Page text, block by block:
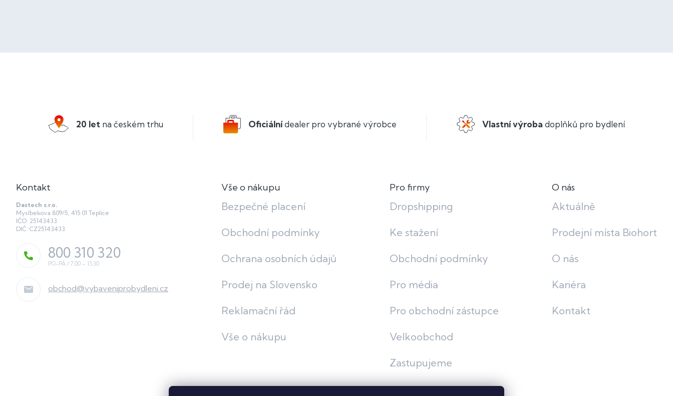
20 let na českém trhu Oficiálnídealer pro vybrané výrobce Vlastní výroba doplňků pro bydlení
Kontakt
Dastech s.r.o.
Myslbekova 809/5, 415 01 Teplice
IČO: 25143433
DIČ: CZ25143433
obchod@vybaveniprobydleni.cz
800 310 320
Vše o nákupu
Bezpečné placení
Obchodní podmínky
Ochrana osobních údajů
Prodej na Slovensko
Reklamační řád
Vše o nákupu
Pro firmy
Dropshipping
Ke stažení
Obchodní podmínky
Pro média
Pro obchodní zástupce
Velkoobchod
Zastupujeme
O nás
Aktuálně
Prodejní místa Biohort
O nás
Kariéra
Kontakt